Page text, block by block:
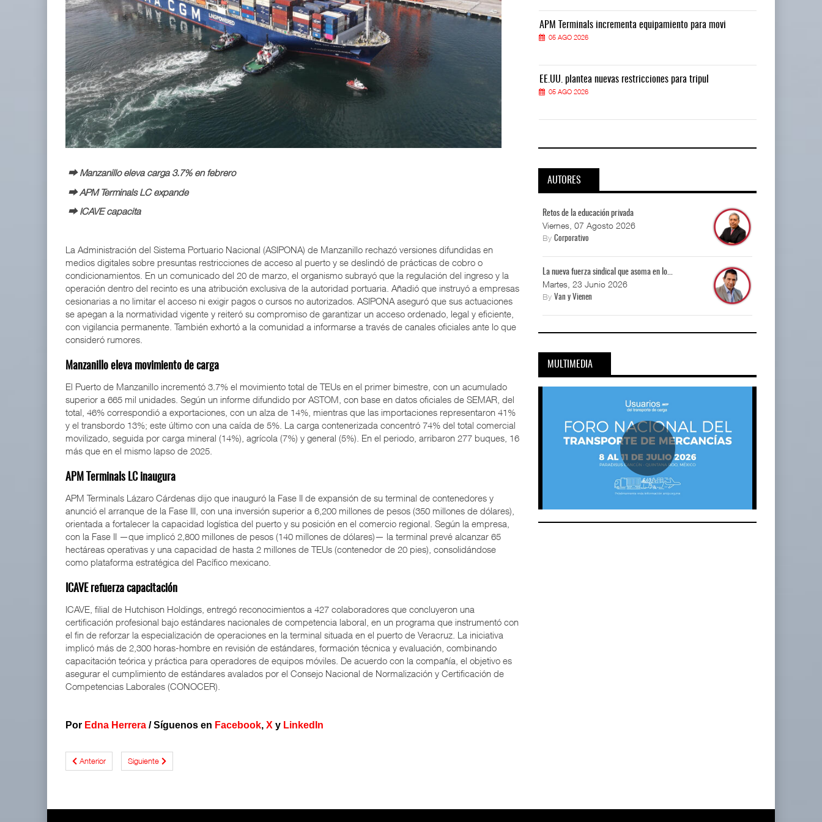
⮕ Manzanillo eleva carga 3.7% en febrero
⮕ APM Terminals LC expande
⮕ ICAVE capacita
La Administración del Sistema Portuario Nacional (ASIPONA) de Manzanillo rechazó versiones difundidas en
medios digitales sobre presuntas restricciones de acceso al puerto y se deslindó de prácticas de cobro o
condicionamientos. En un comunicado del 20 de marzo, el organismo subrayó que la regulación del ingreso y la
operación dentro del recinto es una atribución exclusiva de la autoridad portuaria. Añadió que instruyó a empresas
cesionarias a no limitar el acceso ni exigir pagos o cursos no autorizados. ASIPONA aseguró que sus actuaciones
se apegan a la normatividad vigente y reiteró su compromiso de garantizar un acceso ordenado, legal y eficiente,
con vigilancia permanente. También exhortó a la comunidad a informarse a través de canales oficiales ante lo que
consideró rumores.
Manzanillo eleva movimiento de carga
El Puerto de Manzanillo incrementó 3.7% el movimiento total de TEUs en el primer bimestre, con un acumulado
superior a 665 mil unidades. Según un informe difundido por ASTOM, con base en datos oficiales de SEMAR, del
total, 46% correspondió a exportaciones, con un alza de 14%, mientras que las importaciones representaron 41%
y el transbordo 13%; este último con una caída de 5%. La carga contenerizada concentró 74% del total comercial
movilizado, seguida por carga mineral (14%), agrícola (7%) y general (5%). En el periodo, arribaron 277 buques, 16
más que en el mismo lapso de 2025.
APM Terminals LC inaugura
APM Terminals Lázaro Cárdenas dijo que inauguró la Fase II de expansión de su terminal de contenedores y
anunció el arranque de la Fase III, con una inversión superior a 6,200 millones de pesos (350 millones de dólares),
orientada a fortalecer la capacidad logística del puerto y su posición en el comercio regional. Según la empresa,
con la Fase II —que implicó 2,800 millones de pesos (140 millones de dólares)— la terminal prevé alcanzar 65
hectáreas operativas y una capacidad de hasta 2 millones de TEUs (contenedor de 20 pies), consolidándose
como plataforma estratégica del Pacífico mexicano.
ICAVE refuerza capacitación
ICAVE, filial de Hutchison Holdings, entregó reconocimientos a 427 colaboradores que concluyeron una
certificación profesional bajo estándares nacionales de competencia laboral, en un programa que instrumentó con
el fin de reforzar la especialización de operaciones en la terminal situada en el puerto de Veracruz. La iniciativa
implicó más de 2,300 horas-hombre en revisión de estándares, formación técnica y evaluación, combinando
capacitación teórica y práctica para operadores de equipos móviles. De acuerdo con la compañía, el objetivo es
asegurar el cumplimiento de estándares avalados por el Consejo Nacional de Normalización y Certificación de
Competencias Laborales (CONOCER).
Por Edna Herrera /Síguenos en Facebook, X y LinkedIn
Anterior Siguiente
APM Terminals incrementa equipamiento para movi
05 AGO 2026
EE.UU. plantea nuevas restricciones para tripul
05 AGO 2026
APM Terminals incrementa equipamiento para movi
05 AGO 2026
EE.UU. plantea nuevas restricciones para tripul
05 AGO 2026
APM Terminals incrementa equipamiento para movi
05 AGO 2026
EE.UU. plantea nuevas restricciones para tripul
05 AGO 2026
AUTORES
Retos de la educación privada
Viernes, 07 Agosto 2026
ByCorporativo
La nueva fuerza sindical que asoma en lo...
Martes, 23 Junio 2026
ByVan y Vienen
MULTIMEDIA